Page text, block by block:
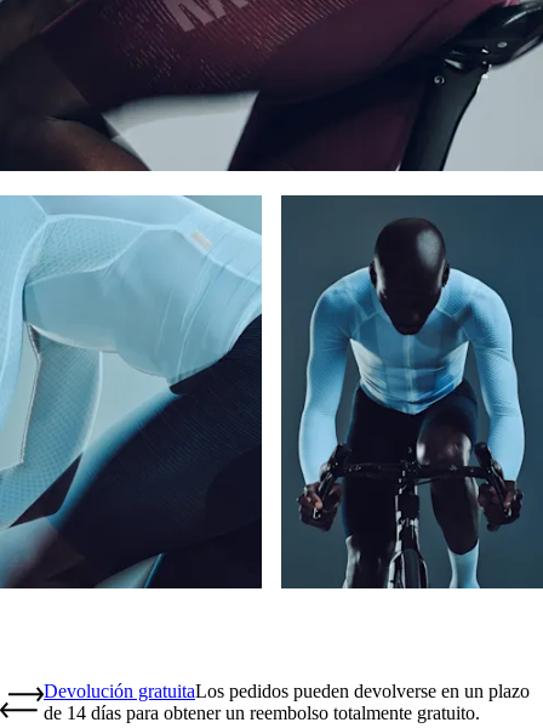
Devolución gratuitaLos pedidos pueden devolverse en un plazo
de 14 días para obtener un reembolso totalmente gratuito.